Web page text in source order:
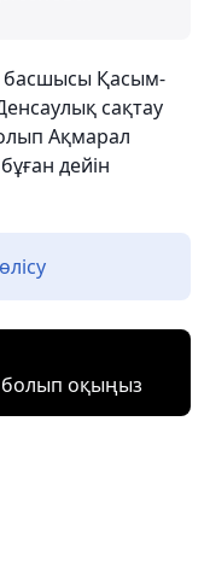
басшысы Қасым-
сақтау
Ақмарал
дейін
болып оқыңыз